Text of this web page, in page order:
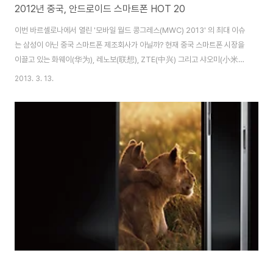
2012년 중국, 안드로이드 스마트폰 HOT 20
이번 바르셀로나에서 열린 '모바일 월드 콩그레스(MWC) 2013' 의 최대 이슈
는 삼성이 아닌 중국 스마트폰 제조회사가 아닐까? 현재 중국 스마트폰 시장을
이끌고 있는 화웨이(华为), 레노보(联想), ZTE(中兴) 그리고 샤오미(小米)
이번 행사에서 화웨이(华为), 레노보(联想), ZTE(中兴) 3개 회사는 이번 행
국 스마트폰 업체의 약진 혹은 추격'이라는 비슷한 제목의 기사를 접했을 것이
다. 화웨이(华为)는 ‘어센드P2′라는 최고속 LTE 스마트폰 출시, ZTE는 '그랜
드 메모' 큰 화면의 주된 용도인 동영상 재생에 맞춰 돌비디지털플러스를 내장
하여 출시 발표했으며, 세계최초 파이어폭스 OS를 사용한 스마트폰을 준비하
2013. 3. 13.